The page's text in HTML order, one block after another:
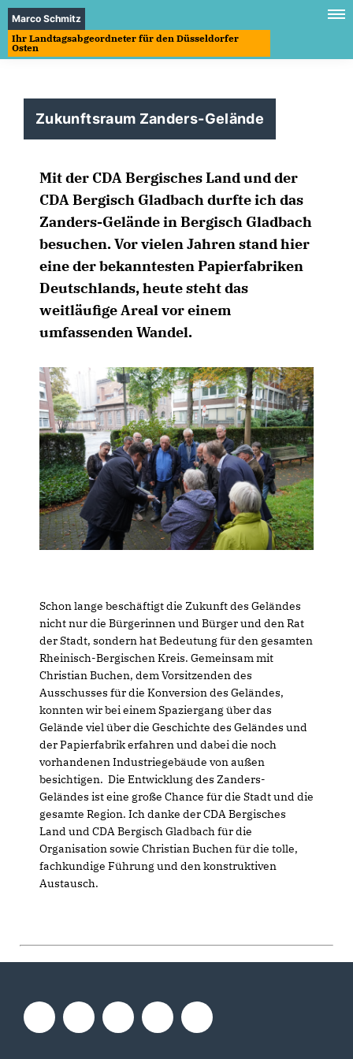
Marco Schmitz
Ihr Landtagsabgeordneter für den Düsseldorfer
Osten
Zukunftsraum Zanders-Gelände
Mit der CDA Bergisches Land und der
CDA Bergisch Gladbach durfte ich das
Zanders-Gelände in Bergisch Gladbach
besuchen. Vor vielen Jahren stand hier
eine der bekanntesten Papierfabriken
Deutschlands, heute steht das
weitläufige Areal vor einem
umfassenden Wandel.
Schon lange beschäftigt die Zukunft des Geländes
nicht nur die Bürgerinnen und Bürger und den Rat
der Stadt, sondern hat Bedeutung für den gesamten
Rheinisch-Bergischen Kreis. Gemeinsam mit
Christian Buchen, dem Vorsitzenden des
Ausschusses für die Konversion des Geländes,
konnten wir bei einem Spaziergang über das
Gelände viel über die Geschichte des Geländes und
der Papierfabrik erfahren und dabei die noch
vorhandenen Industriegebäude von außen
besichtigen. Die Entwicklung des Zanders-
Geländes ist eine große Chance für die Stadt und die
gesamte Region. Ich danke der CDA Bergisches
Land und CDA Bergisch Gladbach für die
Organisation sowie Christian Buchen für die tolle,
fachkundige Führung und den konstruktiven
Austausch.